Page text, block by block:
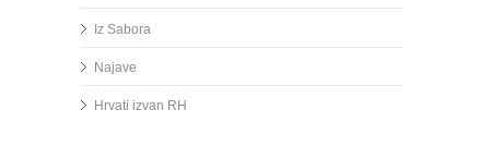
Iz Sabora
Najave
Hrvati izvan RH